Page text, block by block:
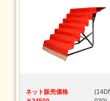
ネット販売価格